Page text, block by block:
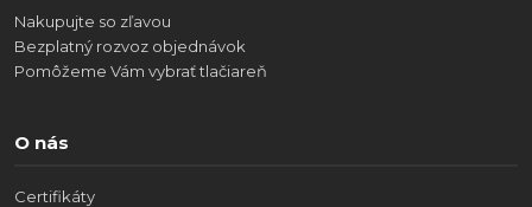
Nakupujte so zľavou
Bezplatný rozvoz objednávok
Pomôžeme Vám vybrať tlačiareň
O nás
Certifikáty